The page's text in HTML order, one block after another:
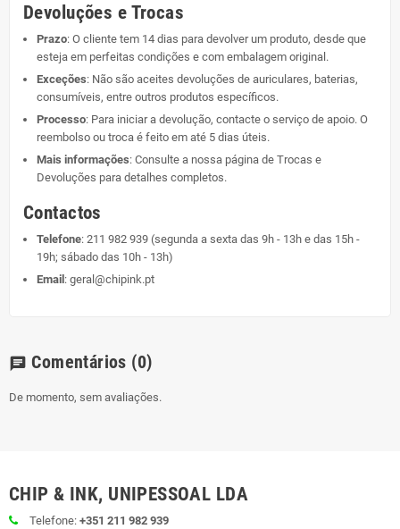
Devoluções e Trocas
Prazo: O cliente tem 14 dias para devolver um produto, desde que
esteja em perfeitas condições e com embalagem original.
Exceções: Não são aceites devoluções de auriculares, baterias,
consumíveis, entre outros produtos específicos.
Processo: Para iniciar a devolução, contacte o serviço de apoio. O
reembolso ou troca é feito em até 5 dias úteis.
Mais informações: Consulte a nossa página de Trocas e
Devoluções para detalhes completos.
Contactos
Telefone: 211 982 939 (segunda a sexta das 9h - 13h e das 15h -
19h; sábado das 10h - 13h)
Email : geral@chipink.pt
chat Comentários (0)
De momento, sem avaliações.
CHIP & INK, UNIPESSOAL LDA
Telefone: +351 211 982 939